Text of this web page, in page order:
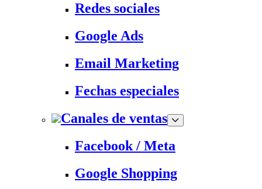
Redes sociales
Google Ads
Email Marketing
Fechas especiales
Canales de ventas
Facebook / Meta
Google Shopping